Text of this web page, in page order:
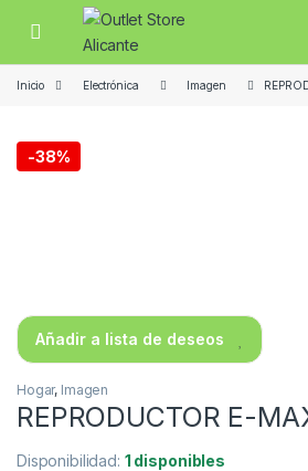
Skip to navigation
Skip to content
Open
Inicio Electrónica Imagen
-38%
Añadir a lista de deseos
Hogar, Imagen
REPRODUCTOR E-
Disponibilidad: 1 disponibles